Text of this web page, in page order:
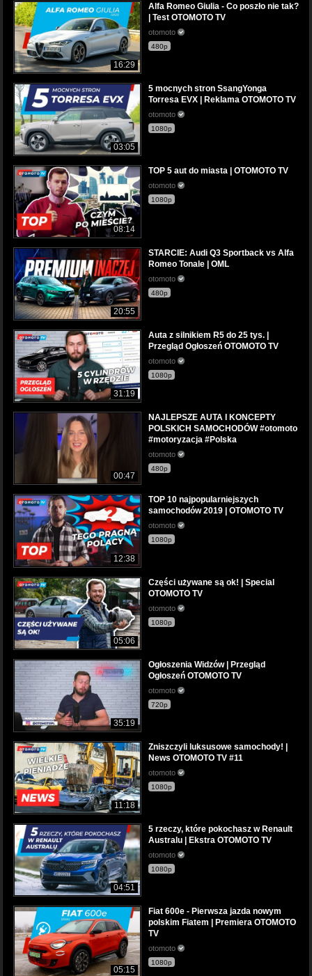
16:29
Alfa Romeo Giulia - Co poszło nie tak?
| Test OTOMOTO TV
otomoto
480p
03:05
5 mocnych stron SsangYonga
Torresa EVX | Reklama OTOMOTO TV
otomoto
1080p
08:14
TOP 5 aut do miasta | OTOMOTO TV
otomoto
1080p
20:55
STARCIE: Audi Q3 Sportback vs Alfa
Romeo Tonale | OML
otomoto
480p
31:19
Auta z silnikiem R5 do 25 tys. |
Przegląd Ogłoszeń OTOMOTO TV
otomoto
1080p
00:47
NAJLEPSZE AUTA I KONCEPTY
POLSKICH SAMOCHODÓW #otomoto
#motoryzacja #Polska
otomoto
480p
12:38
TOP 10 najpopularniejszych
samochodów 2019 | OTOMOTO TV
otomoto
1080p
05:06
Części używane są ok! | Special
OTOMOTO TV
otomoto
1080p
35:19
Ogłoszenia Widzów | Przegląd
Ogłoszeń OTOMOTO TV
otomoto
720p
11:18
Zniszczyli luksusowe samochody! |
News OTOMOTO TV #11
otomoto
1080p
04:51
5 rzeczy, które pokochasz w Renault
Australu | Ekstra OTOMOTO TV
otomoto
1080p
05:15
Fiat 600e - Pierwsza jazda nowym
polskim Fiatem | Premiera OTOMOTO
TV
otomoto
1080p